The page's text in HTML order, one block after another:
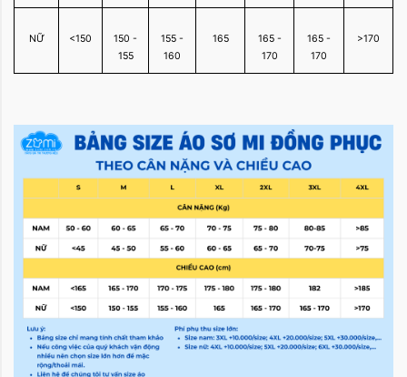
NỮ <150
150 -
155
155 -
160
165
165 -
170
165 -
170
>170